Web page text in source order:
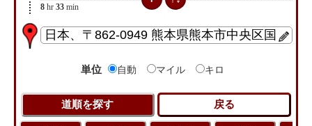
8 hr 33 min
単位 自動 マイル キロ